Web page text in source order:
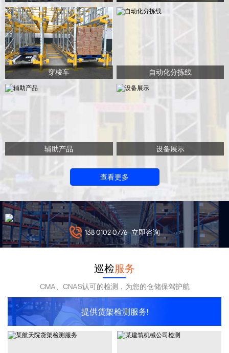
穿梭车 自动化分拣线
辅助产品 设备展示
查看更多
138 0102 0776 立即咨询
巡检服务
CMA、CNAS认可的检测，为您的仓储保驾护航
提供货架检测服务!